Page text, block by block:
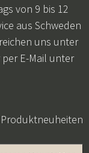
von 9 bis 12
aus Schweden
uns unter
E-Mail unter